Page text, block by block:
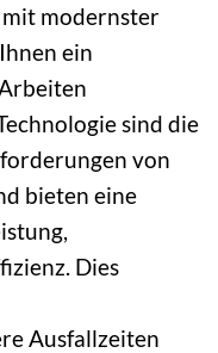
modernster
ein
sind die
von
bieten eine
Dies
Ausfallzeiten